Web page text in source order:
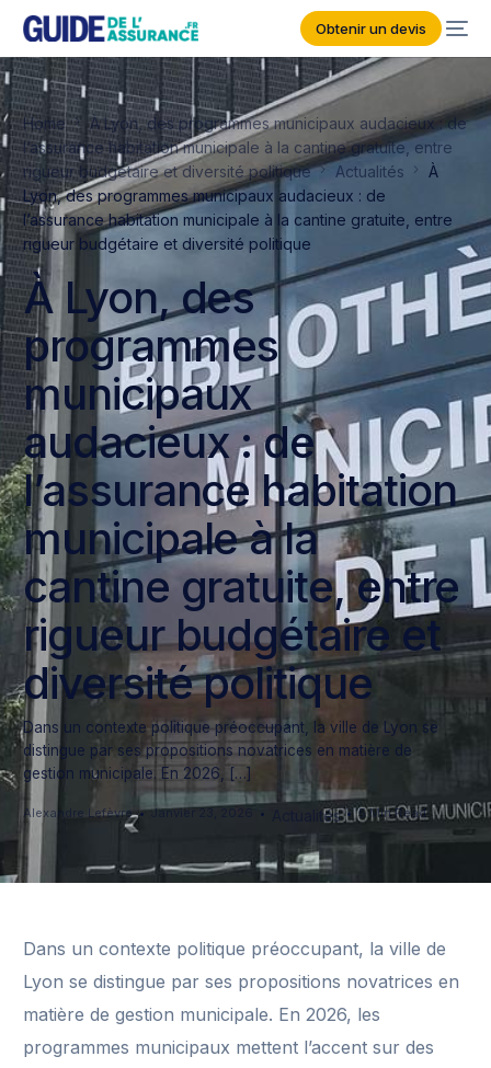
Obtenir un devis
Home
À Lyon, des programmes municipaux audacieux : de
l’assurance habitation municipale à la cantine gratuite, entre
rigueur budgétaire et diversité politique
Actualités
À
Lyon, des programmes municipaux audacieux : de
l’assurance habitation municipale à la cantine gratuite, entre
rigueur budgétaire et diversité politique
À Lyon, des
programmes
municipaux
audacieux : de
l’assurance habitation
municipale à la
cantine gratuite, entre
rigueur budgétaire et
diversité politique
Dans un contexte politique préoccupant, la ville de Lyon se
distingue par ses propositions novatrices en matière de
gestion municipale. En 2026, […]
Alexandre Lefèvre Janvier 23, 2026 Actualités 5 Min Read
Dans un contexte politique préoccupant, la ville de
Lyon se distingue par ses propositions novatrices en
matière de gestion municipale. En 2026, les
programmes municipaux mettent l’accent sur des